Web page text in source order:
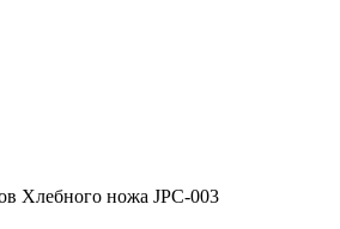
Хлебного ножа JPC-003